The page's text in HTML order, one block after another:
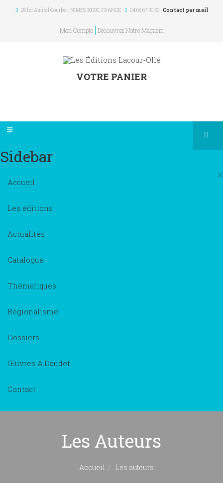
25 bd Amiral Courbet, NIMES 30000,FRANCE 04 66 67 30 30 Contact par mail
Mon Compte Découvrez Notre Magasin
VOTRE PANIER
Sidebar
×
Accueil
Les éditions
Actualités
Catalogue
Thématiques
Régionalisme
Dossiers
Œuvres A.Daudet
Contact
Les Auteurs
Accueil Les auteurs